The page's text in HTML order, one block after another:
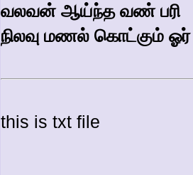
வலவன் ஆய்ந்த வண் பரி
நிலவு மணல் கொட்கும்
this is txt file